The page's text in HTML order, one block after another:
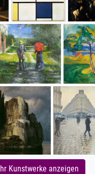
Kunstwerke anzeigen